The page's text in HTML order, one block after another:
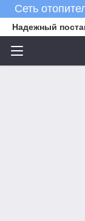
Сеть
Надежный